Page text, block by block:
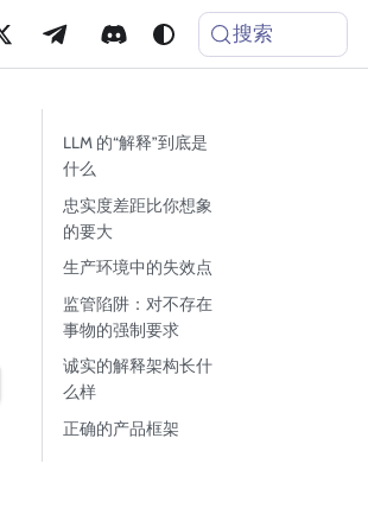
搜索
LLM 的“解释”到底是
什么
忠实度差距比你想象
的要大
生产环境中的失效点
监管陷阱：对不存在
事物的强制要求
诚实的解释架构长什
么样
正确的产品框架